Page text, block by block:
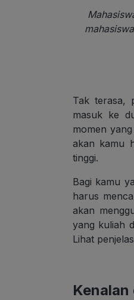
Tak terasa,
masuk ke
momen
akan kamu
tinggi.
Bagi kamu
harus
akan
yang kuliah
Lihat
Kenalan